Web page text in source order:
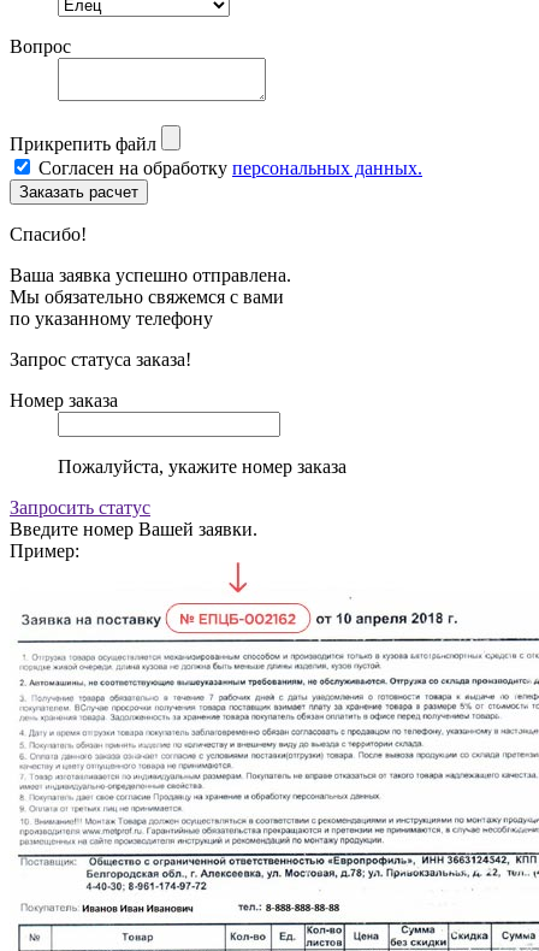
Вопрос
Прикрепить файл
Согласен на обработку персональных данных.
Спасибо!
Ваша заявка успешно отправлена.
Мы обязательно свяжемся с вами
по указанному телефону
Запрос статуса заказа!
Номер заказа
Пожалуйста, укажите номер заказа
Запросить статус
Введите номер Вашей заявки.
Пример: